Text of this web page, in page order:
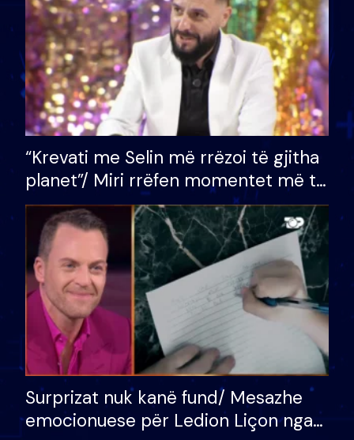
“Krevati me Selin më rrëzoi të gjitha
planet”/ Miri rrëfen momentet më të
bukura në shtëpinë e BB VIP: Do më
mungojë zilja e mëngjesit kur…
Surprizat nuk kanë fund/ Mesazhe
emocionuese për Ledion Liçon nga